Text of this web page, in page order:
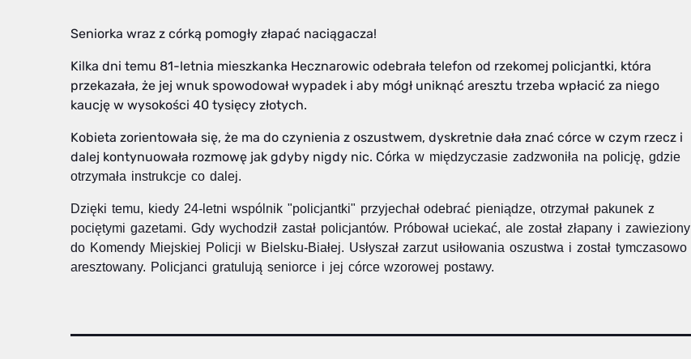
Seniorka wraz z córką pomogły złapać naciągacza!
Kilka dni temu 81-letnia mieszkanka Hecznarowic odebrała telefon od rzekomej policjantki, która
przekazała, że jej wnuk spowodował wypadek i aby mógł uniknąć aresztu trzeba wpłacić za niego
kaucję w wysokości 40 tysięcy złotych.
Kobieta zorientowała się, że ma do czynienia z oszustwem, dyskretnie dała znać córce w czym rzecz i
dalej kontynuowała rozmowę jak gdyby nigdy nic. Córka w międzyczasie zadzwoniła na policję, gdzie
otrzymała instrukcje co dalej.
Dzięki temu, kiedy 24-letni wspólnik "policjantki" przyjechał odebrać pieniądze, otrzymał pakunek z
pociętymi gazetami. Gdy wychodził zastał policjantów. Próbował uciekać, ale został złapany i zawieziony
do Komendy Miejskiej Policji w Bielsku-Białej. Usłyszał zarzut usiłowania oszustwa i został tymczasowo
aresztowany. Policjanci gratulują seniorce i jej córce wzorowej postawy.